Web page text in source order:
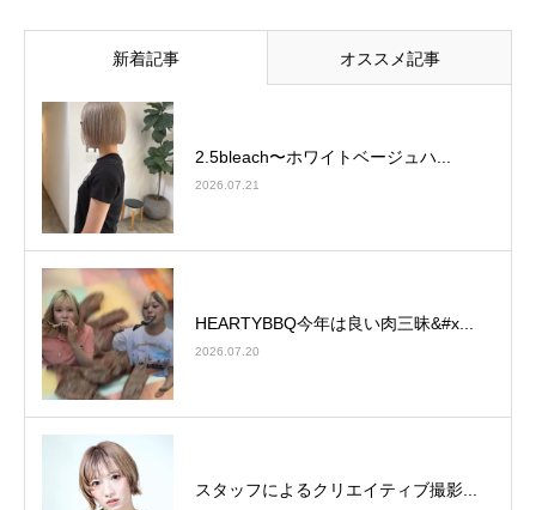
新着記事 オススメ記事
2.5bleach〜ホワイトベージュ⁡ハ...
2026.07.21
HEARTYBBQ今年は良い肉三昧&#x...
2026.07.20
スタッフによるクリエイティブ撮影...